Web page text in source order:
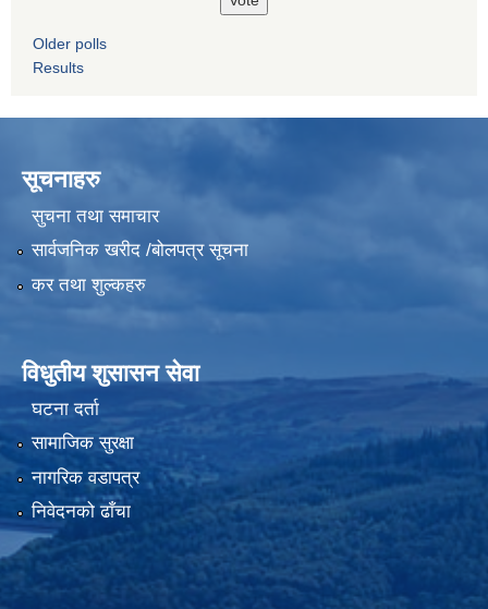
Older polls
Results
सूचनाहरु
सुचना तथा समाचार
सार्वजनिक खरीद /बोलपत्र सूचना
कर तथा शुल्कहरु
विधुतीय शुसासन सेवा
घटना दर्ता
सामाजिक सुरक्षा
नागरिक वडापत्र
निवेदनको ढाँचा